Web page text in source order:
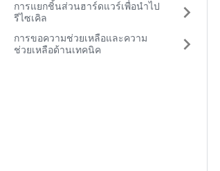
การแยกชิ้นส่วนฮาร์ดแวร์เพื่อนำไป
รีไซเคิล
การขอความช่วยเหลือและความ
ช่วยเหลือด้านเทคนิค